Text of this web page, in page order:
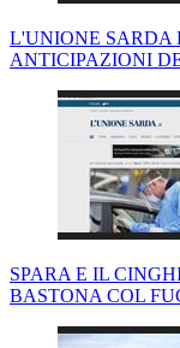
L'UNIONE SARDA
ANTICIPAZIONI
SPARA E IL
BASTONA COL